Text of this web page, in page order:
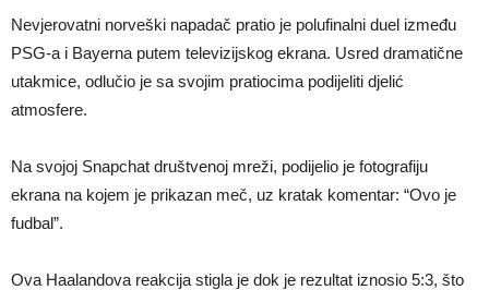
Nevjerovatni norveški napadač pratio je polufinalni duel između
PSG-a i Bayerna putem televizijskog ekrana. Usred dramatične
utakmice, odlučio je sa svojim pratiocima podijeliti djelić
atmosfere.
Na svojoj Snapchat društvenoj mreži, podijelio je fotografiju
ekrana na kojem je prikazan meč, uz kratak komentar: “Ovo je
fudbal”.
Ova Haalandova reakcija stigla je dok je rezultat iznosio 5:3, što